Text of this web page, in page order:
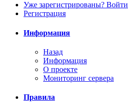
Уже зарегистрированы? Войти
Регистрация
Информация
Назад
Информация
О проекте
Мониторинг сервера
Правила